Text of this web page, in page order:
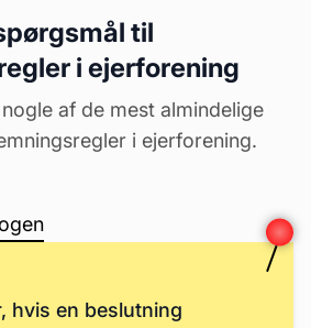
til
i ejerforening
af de mest almindelige
i ejerforening.
hvis en beslutning